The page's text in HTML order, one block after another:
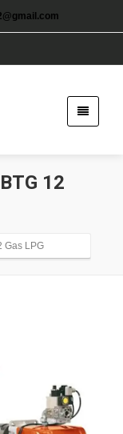
12
Gas LPG